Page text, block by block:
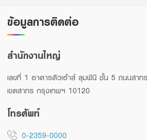
Family Banking
ข้อมูลการติดต่อ
สำนักงานใหญ่
เลขที่ 1 อาคารคิวเฮ้าส์ ลุมพินี ชั้น 5 ถนนสาทร
เขตสาทร กรุงเทพฯ 10120
โทรศัพท์
0-2359-0000